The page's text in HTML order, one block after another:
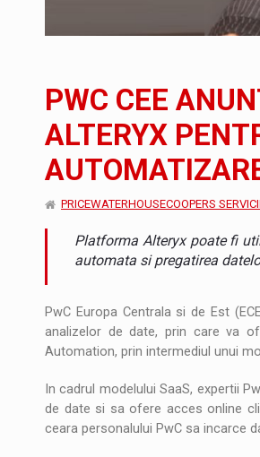
STIRI RANGE ROVER
STIRI JAECOO 5 SHS-H
ARTICOLE Proteinmaxxing
PWC CEE
ALTERYX
PRICEWATERHOUSECOOPERS
Platforma Alteryx poate fi
automata si pregatirea
PwC Europa Centrala si de Est
analizelor de date, prin care va
Automation, prin intermediul unui
In cadrul modelului SaaS, expertii
de date si sa ofere acces online
ceara personalului PwC sa incarce